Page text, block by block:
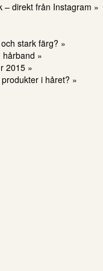
– direkt från Instagram »
stark färg? »
hårband »
2015 »
i håret? »